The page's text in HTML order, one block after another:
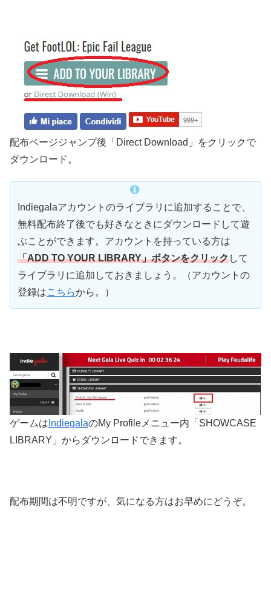
配布ページジャンプ後「Direct Download」をクリックで
ダウンロード。
Indiegalaアカウントのライブラリに追加することで、
無料配布終了後でも好きなときにダウンロードして遊
ぶことができます。アカウントを持っている方は
「ADD TO YOUR LIBRARY」ボタンをクリックして
ライブラリに追加しておきましょう。（アカウントの
登録はこちらから。）
ゲームは IndiegalaのMy Profileメニュー内「SHOWCASE
LIBRARY」からダウンロードできます。
配布期間は不明ですが、気になる方はお早めにどうぞ。